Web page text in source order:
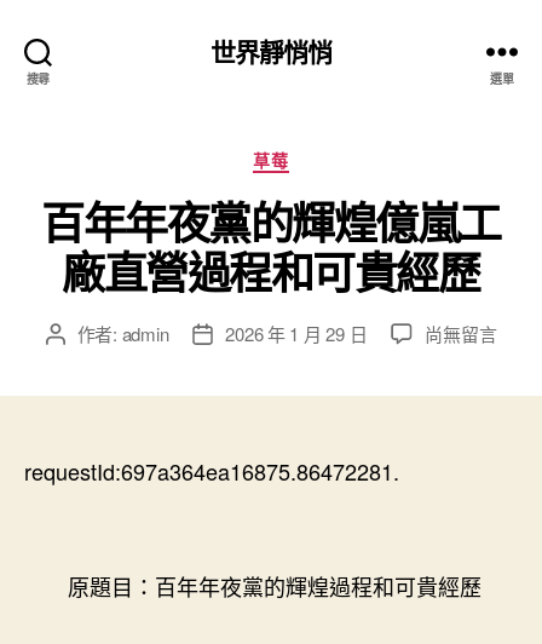
搜尋
世界靜悄悄
選單
分
類
草莓
百年年夜黨的輝煌億嵐工
廠直營過程和可貴經歷
文 作者: admin
文
期
2026 年 1 月 29 日
在
億
嵐
尚無留言
requestId:697a364ea16875.86472281.
原題目：百年年夜黨的輝煌過程和可貴經歷